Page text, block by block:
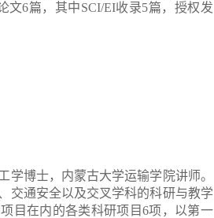
文6篇，其中SCI/EI收录5篇，授权发
学博士，内蒙古大学运输学院讲师。
交通安全以及交叉学科的科研与教学
目在内的各类科研项目6项，以第一